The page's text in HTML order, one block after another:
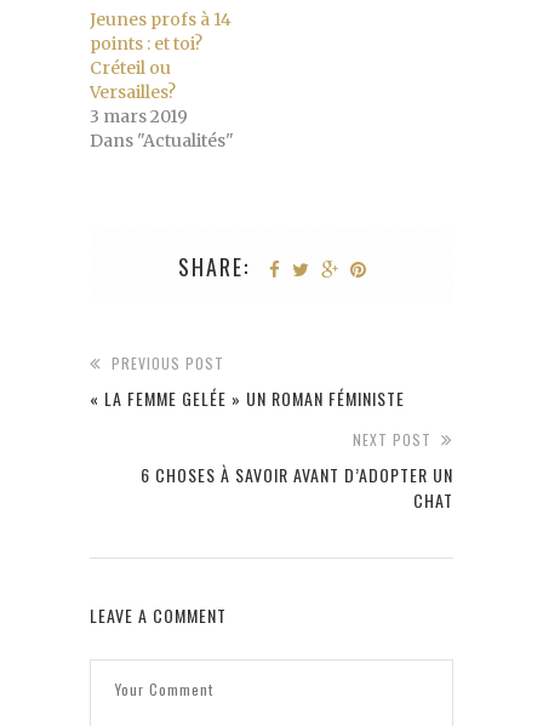
Jeunes profs à 14
points : et toi?
Créteil ou
Versailles?
3 mars 2019
Dans "Actualités"
SHARE:
PREVIOUS POST
« LA FEMME GELÉE » UN ROMAN FÉMINISTE
NEXT POST
6 CHOSES À SAVOIR AVANT D’ADOPTER UN
CHAT
LEAVE A COMMENT